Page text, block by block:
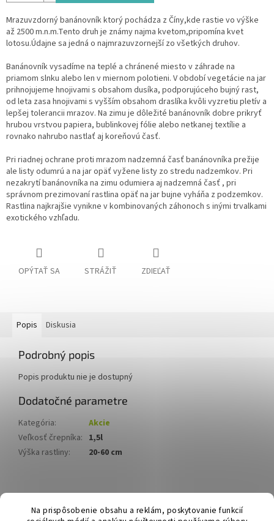
Na prispôsobenie obsahu a reklám, poskytovanie funkcií
Mrazuvzdorný banánovník ktorý pochádza z Číny,kde rastie vo výške
až 2500 m.n.m.Tento druh je známy najma kvetom,pripomína kvet
lotosu.Údajne sa jedná o najmrazuvzornejší zo všetkých druhov.
Banánovník vysadíme na teplé a chránené miesto v záhrade na
priamom slnku alebo len v miernom polotieni. V období vegetácie na jar
prihnojujeme hnojivami s obsahom dusíka, podporujúceho bujný rast,
od leta zasa hnojivami s vyšším obsahom draslíka kvôli vyzretiu pletív a
lepšej tolerancii mrazov. Na zimu je dôležité banánovník dobre prikryť
hrubou vrstvou papiera, bublinkovej fólie alebo netkanej textílie a
rovnako nahrubo nastlať aj koreňovú časť.
Pri riadnej ochrane proti mrazom nadzemná časť banánovníka prežije
ale listy odumrú a na jar opäť vyžene listy zo stredu nadzemkov. Pri
nezakrytí banánovníka na zimu odumiera aj nadzemná časť , pri
správnom prezimovaní rastlina opäť na jar bujne vyháňa z podzemkov.
Rastlina najkrajšie vynikne v kombinovaných záhonoch s inými trvalkami
exotického vzhľadu.
OPÝTAŤ SA STRÁŽIŤ ZDIEĽAŤ
Popis Diskusia
Podrobný popis
Popis produktu nie je dostupný
Dodatočné parametre
Kategória:
Akcie
Veľkosť črepníka: 1,5l
Výška rastliny: 20-60 cm
á
Hurmikaki.com